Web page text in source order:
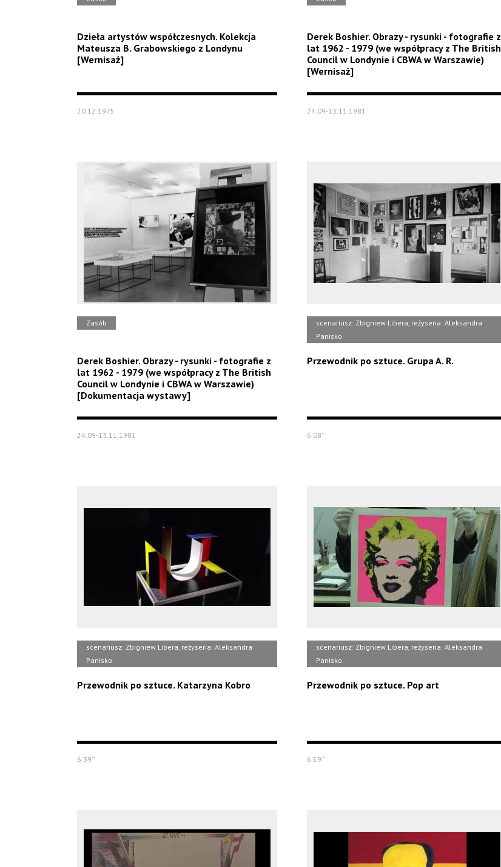
Dzieła artystów współczesnych. Kolekcja
Mateusza B. Grabowskiego z Londynu
[Wernisaż]
20.12.1975
Derek Boshier. Obrazy - rysunki - fotografie z
lat 1962 - 1979 (we współpracy z The British
Council w Londynie i CBWA w Warszawie)
[Wernisaż]
24.09-13.11.1981
Zasób
Derek Boshier. Obrazy - rysunki - fotografie z
lat 1962 - 1979 (we współpracy z The British
Council w Londynie i CBWA w Warszawie)
[Dokumentacja wystawy]
24.09-13.11.1981
scenariusz: Zbigniew Libera, reżyseria: Aleksandra
Panisko
Przewodnik po sztuce. Grupa A. R.
6'08''
scenariusz: Zbigniew Libera, reżyseria: Aleksandra
Panisko
Przewodnik po sztuce. Katarzyna Kobro
6'39''
scenariusz: Zbigniew Libera, reżyseria: Aleksandra
Panisko
Przewodnik po sztuce. Pop art
6'59''